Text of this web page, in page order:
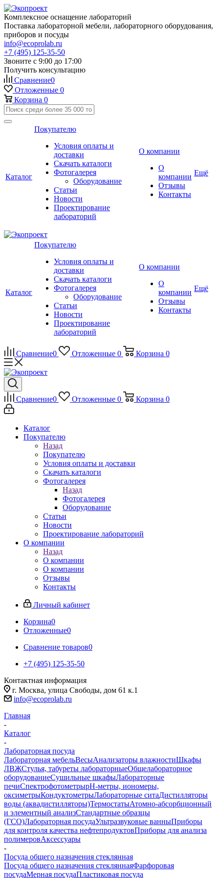
Комплексное оснащение лабораторий
Поставка лабораторной мебели, лабораторного оборудования,
приборов и посуды
info@ecoprolab.ru
+7 (495) 125-35-50
Звоните с 9:00 до 17:00
Получить консультацию
Сравнение0
Отложенные 0
Корзина 0
Каталог
Покупателю
Условия оплаты и
доставки
Скачать каталоги
Фотогалерея
Оборудование
Статьи
Новости
Проектирование
лабораторий
О компании
О
компании
Отзывы
Контакты
Ещё
Каталог
Покупателю
Условия оплаты и
доставки
Скачать каталоги
Фотогалерея
Оборудование
Статьи
Новости
Проектирование
лабораторий
О компании
О
компании
Отзывы
Контакты
Ещё
Сравнение0 Отложенные 0 Корзина 0
Сравнение0 Отложенные 0 Корзина 0
Каталог
Покупателю
Назад
Покупателю
Условия оплаты и доставки
Скачать каталоги
Фотогалерея
Назад
Фотогалерея
Оборудование
Статьи
Новости
Проектирование лабораторий
О компании
Назад
О компании
О компании
Отзывы
Контакты
Личный кабинет
Корзина0
Отложенные0
Сравнение товаров0
+7 (495) 125-35-50
Контактная информация
г. Москва, улица Свободы, дом 61 к.1
info@ecoprolab.ru
Главная
-
Каталог
-
Лабораторная посуда
Лабораторная мебельВесыАнализаторы влажностиШкафы
ЛВЖСтулья, табуреты лабораторныеОбщелабораторное
оборудованиеСушильные шкафыЛабораторные
печиСпектрофотометрыpH-метры, иономеры,
оксиметрыКондуктометрыЛабораторные ситаДистилляторы
воды (аквадистилляторы)ТермостатыАтомно-абсорбционный
и элементный анализСтандартные образцы
(ГСО)Лабораторная посудаУльтразвуковые ванныПриборы
для контроля качества нефтепродуктовПриборы для анализа
полимеровАксессуары
-
Посуда общего назначения стеклянная
Посуда общего назначения стекляннаяФарфоровая
посудаМерная посудаПластиковая посуда